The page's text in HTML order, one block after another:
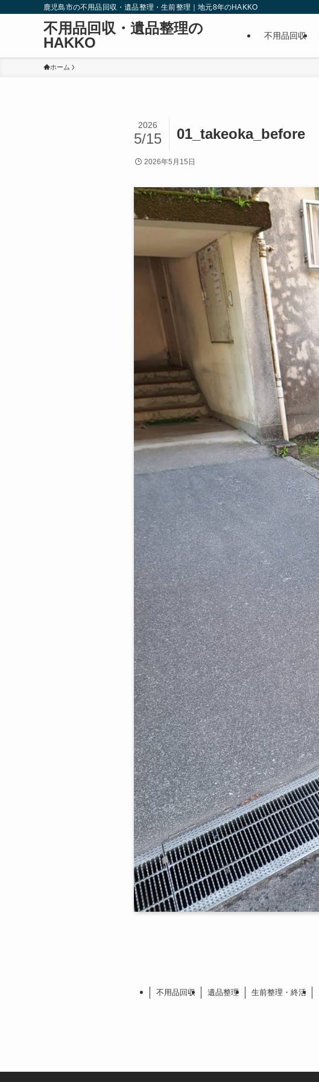
鹿児島市の不用品回収・遺品整理・生前整理｜地元8年のHAKKO
不用品回収・遺品整理の
HAKKO
不用品回収
ホーム
01_takeoka_before
2026
5/15
2026年5月15日
不用品回収 遺品整理 生前整理・終活